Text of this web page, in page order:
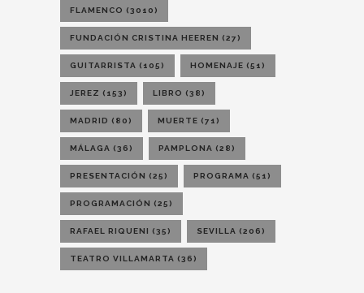
FLAMENCO (3010)
FUNDACIÓN CRISTINA HEEREN (27)
GUITARRISTA (105) HOMENAJE (51)
JEREZ (153) LIBRO (38)
MADRID (80) MUERTE (71)
MÁLAGA (36) PAMPLONA (28)
PRESENTACIÓN (25) PROGRAMA (51)
PROGRAMACIÓN (25)
RAFAEL RIQUENI (35) SEVILLA (206)
TEATRO VILLAMARTA (36)